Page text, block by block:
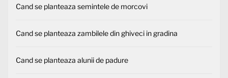
Cand se planteaza semintele de morcovi
Cand se planteaza zambilele din ghiveci in gradina
Cand se planteaza alunii de padure